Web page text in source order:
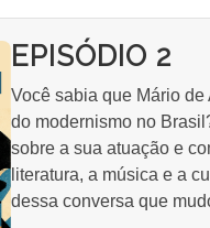
EPISÓDIO 2
Você sabia que Mário
do modernismo no
sobre a sua atuação e
literatura, a música e a
dessa conversa que